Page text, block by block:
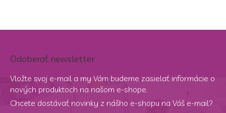
Odoberať newsletter
Vložte svoj e-mail a my Vám budeme zasielať informácie o
nových produktoch na našom e-shope.
Chcete dostávať novinky z nášho e-shopu na Váš e-mail?